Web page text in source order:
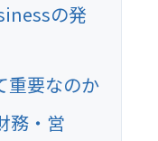
の発
重要なのか
務・営